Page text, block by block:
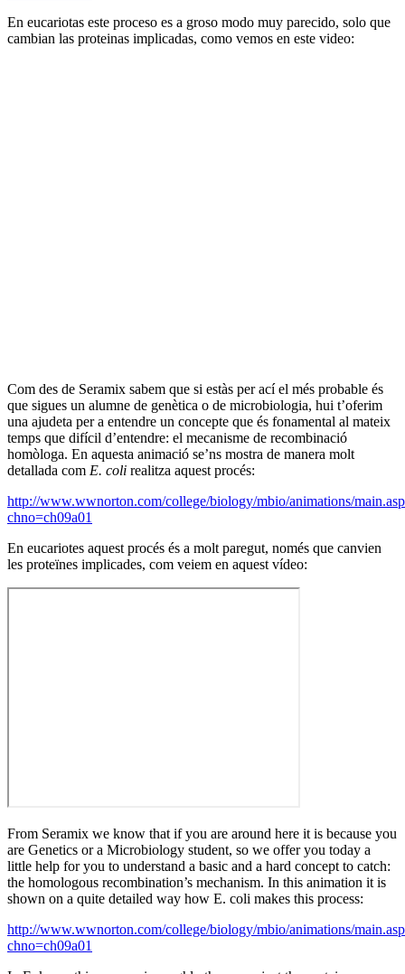
En eucariotas este proceso es a groso modo muy parecido, solo que
cambian las proteinas implicadas, como vemos en este video:
Com des de Seramix sabem que si estàs per ací el més probable és
que sigues un alumne de genètica o de microbiologia, hui t’oferim
una ajudeta per a entendre un concepte que és fonamental al mateix
temps que difícil d’entendre: el mecanisme de recombinació
homòloga. En aquesta animació se’ns mostra de manera molt
detallada com E. coli realitza aquest procés:
http://www.wwnorton.com/college/biology/mbio/animations/
chno=ch09a01
En eucariotes aquest procés és a molt paregut, només que canvien
les proteïnes implicades, com veiem en aquest vídeo:
From Seramix we know that if you are around here it is because you
are Genetics or a Microbiology student, so we offer you today a
little help for you to understand a basic and a hard concept to catch:
the homologous recombination’s mechanism. In this animation it is
shown on a quite detailed way how E. coli makes this process:
http://www.wwnorton.com/college/biology/mbio/animations/
chno=ch09a01